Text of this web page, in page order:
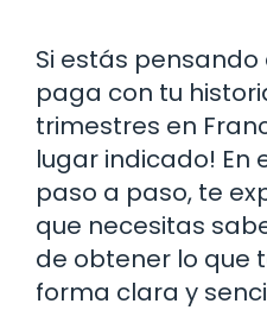
Si estás
paga con tu
trimestres en
lugar indicado!
paso a paso, te
que necesitas
de obtener lo que
forma clara y